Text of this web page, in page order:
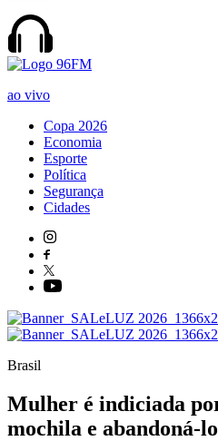
ao vivo
Copa 2026
Economia
Esporte
Política
Segurança
Cidades
Brasil
Mulher é indiciada
mochila e abandoná-